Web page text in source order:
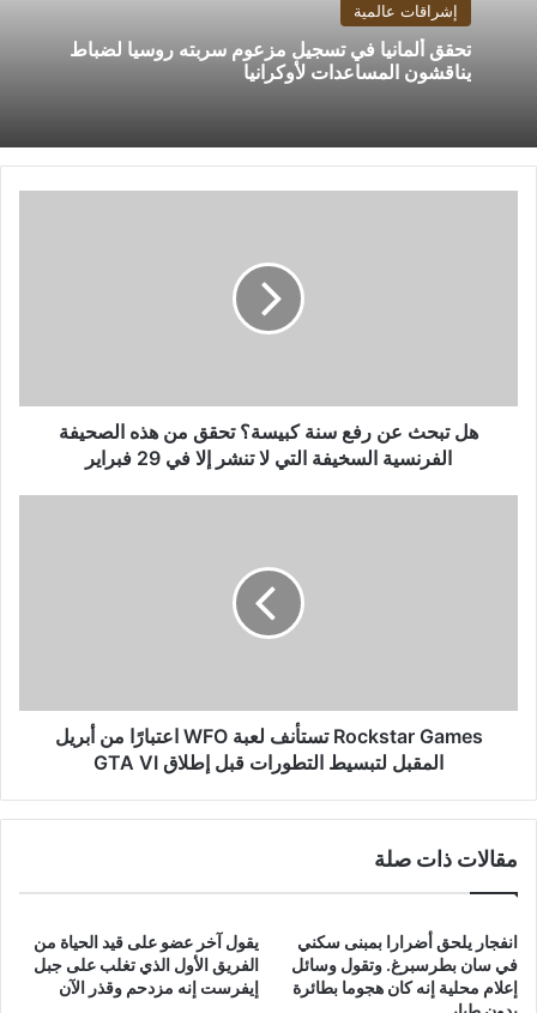
إشراقات عالمية
تحقق ألمانيا في تسجيل مزعوم سربته روسيا لضباط
يناقشون المساعدات لأوكرانيا
هذه
الصحيفة
الفرنسية
هل تبحث عن رفع سنة كبيسة؟ تحقق من هذه الصحيفة
الفرنسية السخيفة التي لا تنشر إلا في 29 فبراير
المقبل
لتبسيط
إطلاق
VI
Rockstar Games تستأنف لعبة WFO اعتبارًا من أبريل
المقبل لتبسيط التطورات قبل إطلاق GTA VI
مقالات ذات صلة
انفجار يلحق أضرارا بمبنى سكني
في سان بطرسبرغ. وتقول وسائل
إعلام محلية إنه كان هجوما بطائرة
يقول آخر عضو على قيد الحياة من
الفريق الأول الذي تغلب على جبل
إيفرست إنه مزدحم وقذر الآن